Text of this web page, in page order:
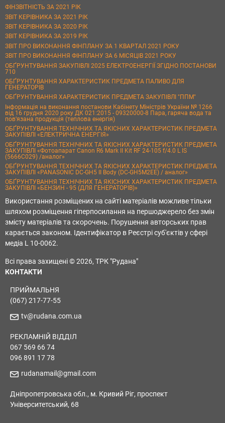
ФІНЗВІТНІСТЬ ЗА 2021 РІК
ЗВІТ КЕРІВНИКА ЗА 2021 РІК
ЗВІТ КЕРІВНИКА ЗА 2020 РІК
ЗВІТ КЕРІВНИКА ЗА 2019 РІК
ЗВІТ ПРО ВИКОНАННЯ ФІНПЛАНУ ЗА 1 КВАРТАЛ 2021 РОКУ
ЗВІТ ПРО ВИКОНАННЯ ФІНПЛАНУ ЗА 6 МІСЯЦІВ 2021 РОКУ
ОБҐРУНТУВАННЯ ЗАКУПІВЛІ 2025 ЕЛЕКТРОЕНЕРГІЇ ЗГІДНО ПОСТАНОВИ
710
ОБҐРУНТУВАННЯ ХАРАКТЕРИСТИК ПРЕДМЕТА ПАЛИВО ДЛЯ
ГЕНЕРАТОРІВ
ОБҐРУНТУВАННЯ ХАРАКТЕРИСТИК ПРЕДМЕТА ЗАКУПІВЛІ "ППМ"
Інформація на виконання постанови Кабінету Міністрів України № 1266
від 16 грудня 2020 року ДК 021:2015 - 09320000-8 Пара, гаряча вода та
пов’язана продукція (теплова енергія)
ОБҐРУНТУВАННЯ ТЕХНІЧНИХ ТА ЯКІСНИХ ХАРАКТЕРИСТИК ПРЕДМЕТА
ЗАКУПІВЛІ «ЕЛЕКТРИЧНА ЕНЕРГІЯ»
ОБҐРУНТУВАННЯ ТЕХНІЧНИХ ТА ЯКІСНИХ ХАРАКТЕРИСТИК ПРЕДМЕТА
ЗАКУПІВЛІ «Фотоапарат Canon R6 Mark II Kit RF 24-105 f/4.0 L IS
(5666C029) /аналог»
ОБҐРУНТУВАННЯ ТЕХНІЧНИХ ТА ЯКІСНИХ ХАРАКТЕРИСТИК ПРЕДМЕТА
ЗАКУПІВЛІ «PANASONIC DC-GH5 II Body (DC-GH5M2EE) / аналог»
ОБҐРУНТУВАННЯ ТЕХНІЧНИХ ТА ЯКІСНИХ ХАРАКТЕРИСТИК ПРЕДМЕТА
ЗАКУПІВЛІ «БЕНЗИН - 95 (ДЛЯ ГЕНЕРАТОРІВ)»
Використання розміщених на сайті матеріалів можливе тільки
шляхом розміщення гіперпосилання на першоджерело без змін
змісту матеріалів та скорочень. Порушення авторських прав
карається законом. Ідентифікатор в Реєстрі суб'єктів у сфері
медіа L 10-0062.
Всі права захищені © 2026, ТРК "Рудана"
КОНТАКТИ
ПРИЙМАЛЬНЯ
(067) 217-77-55
tv@rudana.com.ua
РЕКЛАМНІЙ ВІДДІЛ
067 569 66 74
096 891 17 78
rudanamail@gmail.com
Дніпропетровська обл., м. Кривий Ріг, проспект
Університетський, 68